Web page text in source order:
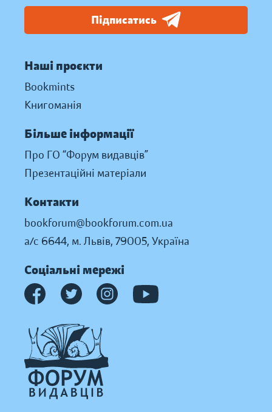
Підписатись
Наші проєкти
Bookmints
Книгоманія
Більше інформації
Про ГО “Форум видавців”
Презентаційні матеріали
Контакти
bookforum@bookforum.com.ua
а/с 6644, м. Львів, 79005, Україна
Соціальні мережі